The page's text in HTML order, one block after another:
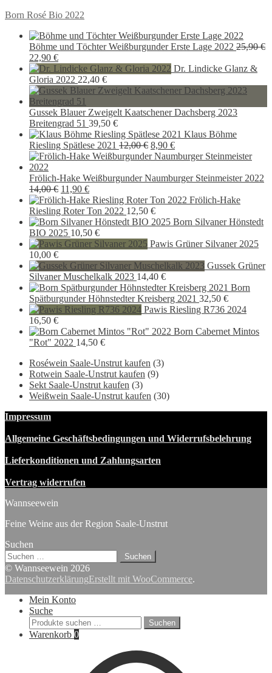
Beitragsnavigation
Vorheriger
Born Rosé Bio 2022
Böhme und Töchter Weißburgunder Erste Lage 2022 25,90€
Ursprünglicher
Preis
war:
25,90 €
22,90 €Aktueller
Preis
ist:
22,90 €.
Dr. Lindicke Glanz &
Gloria 2022 22,40 €
Gussek Blauer Zweigelt Kaatschener Dachsberg 2023
Breitengrad 51 39,50 €
Klaus Böhme
Riesling Spätlese 2021 12,00€ Ursprünglicher
Preis
12,00 €
8,90 €Aktueller
Preis
8,90 €.
Frölich-Hake Weißburgunder Naumburger Steinmeister 2022
14,00€ Ursprünglicher
Preis
war:
14,00 €
11,90 €Aktueller
Preis
ist:
11,90 €.
Frölich-Hake
Riesling Roter Ton 2022 12,50 €
Born Silvaner Hönstedt
BIO 2025 10,50 €
Pawis Grüner Silvaner 2025
10,00 €
Gussek Grüner
Silvaner Muschelkalk 2023 14,40 €
Born
Spätburgunder Höhnstedter Kreisberg 2021 32,50 €
Pawis Riesling R736 2024
16,50 €
Born Cabernet Mintos
"Rot" 2022 14,50 €
Roséwein Saale-Unstrut kaufen (3)
Rotwein Saale-Unstrut kaufen (9)
Sekt Saale-Unstrut kaufen (3)
Weißwein Saale-Unstrut kaufen (30)
Impressum
Allgemeine Geschäftsbedingungen und Widerrufsbelehrung
Lieferkonditionen und Zahlungsarten
Vertrag widerrufen
Wannseewein
Feine Weine aus der Region Saale-Unstrut
Suchen
Suchen
nach:
© Wannseewein 2026
DatenschutzerklärungErstellt mit WooCommerce.
Mein Konto
Suche
Suchen
nach:
Suchen
Warenkorb 0